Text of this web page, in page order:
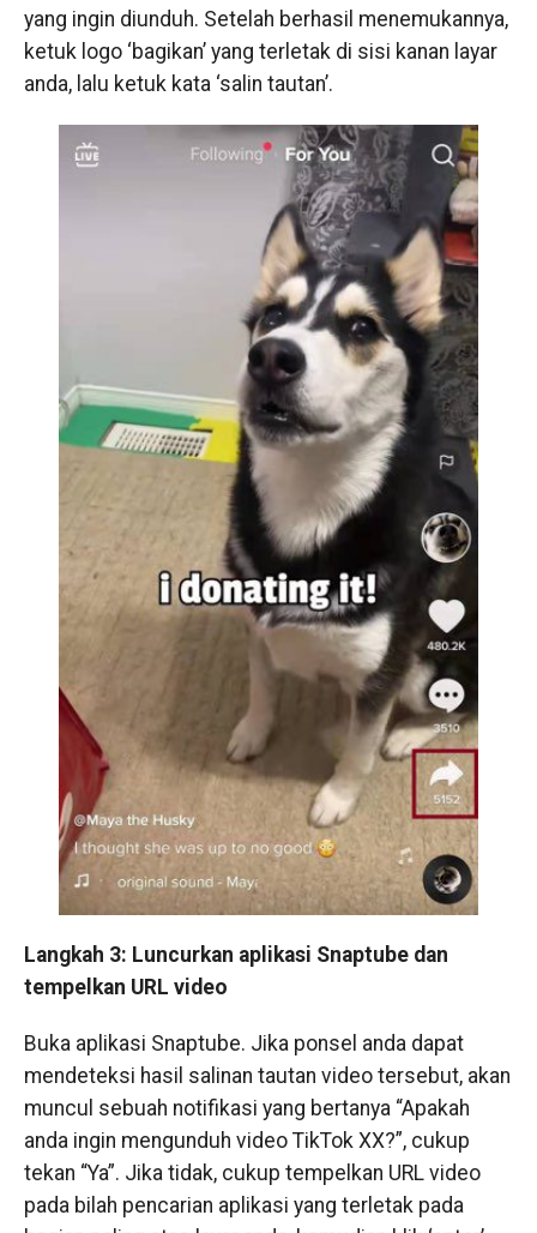
yang ingin diunduh. Setelah berhasil menemukannya,
ketuk logo ‘bagikan’ yang terletak di sisi kanan layar
anda, lalu ketuk kata ‘salin tautan’.
Langkah 3: Luncurkan aplikasi Snaptube dan
tempelkan URL video
Buka aplikasi Snaptube. Jika ponsel anda dapat
mendeteksi hasil salinan tautan video tersebut, akan
muncul sebuah notifikasi yang bertanya “Apakah
anda ingin mengunduh video TikTok XX?”, cukup
tekan “Ya”. Jika tidak, cukup tempelkan URL video
pada bilah pencarian aplikasi yang terletak pada